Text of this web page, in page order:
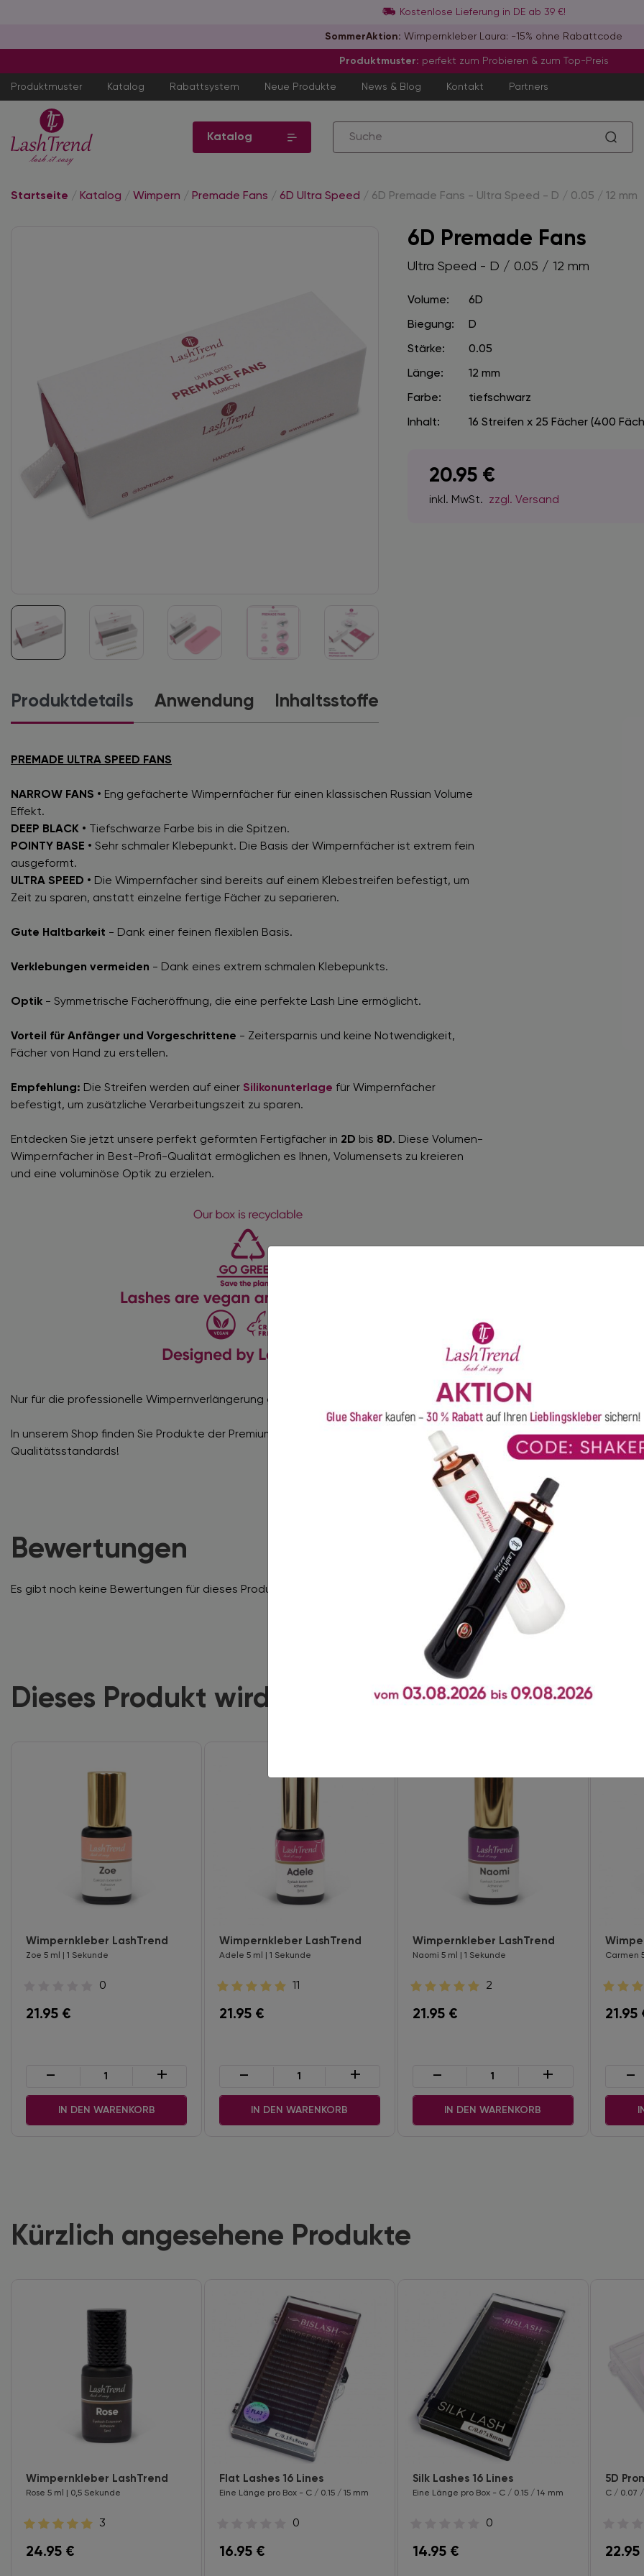
Kostenlose Lieferung in DE ab 39 €!
SommerAktion: Wimpernkleber Laura: -15% ohne Rabattcode
Produktmuster: perfekt zum Probieren & zum Top-Preis
Produktmuster Katalog Rabattsystem Neue Produkte News & Blog Kontakt Partners
Katalog
Startseite / Katalog / Wimpern / Premade Fans / 6D Ultra Speed / 6D Premade Fans - Ultra Speed - D / 0.05 / 12 mm
6D Premade Fans
Ultra Speed - D / 0.05 / 12 mm
Volume: 6D
Biegung: D
Stärke: 0.05
Länge: 12 mm
Farbe: tiefschwarz
Inhalt: 16 Streifen x 25 Fächer (400
20.95 €
inkl. MwSt. zzgl. Versand
Produktdetails Anwendung Inhaltsstoffe
PREMADE ULTRA SPEED FANS
NARROW FANS • Eng gefächerte Wimpernfächer für einen klassischen Russian Volume
Effekt.
DEEP BLACK • Tiefschwarze Farbe bis in die Spitzen.
POINTY BASE • Sehr schmaler Klebepunkt. Die Basis der Wimpernfächer ist extrem fein
ausgeformt.
ULTRA SPEED • Die Wimpernfächer sind bereits auf einem Klebestreifen befestigt, um
Zeit zu sparen, anstatt einzelne fertige Fächer zu separieren.
Gute Haltbarkeit - Dank einer feinen flexiblen Basis.
Verklebungen vermeiden - Dank eines extrem schmalen Klebepunkts.
Optik - Symmetrische Fächeröffnung, die eine perfekte Lash Line ermöglicht.
Vorteil für Anfänger und Vorgeschrittene - Zeitersparnis und keine Notwendigkeit,
Fächer von Hand zu erstellen.
Empfehlung: Die Streifen werden auf einer Silikonunterlage für Wimpernfächer
befestigt, um zusätzliche Verarbeitungszeit zu sparen.
Entdecken Sie jetzt unsere perfekt geformten Fertigfächer in 2D bis 8D. Diese Volumen-
Wimpernfächer in Best-Profi-Qualität ermöglichen es Ihnen, Volumensets zu kreieren
und eine voluminöse Optik zu erzielen.
Nur für die professionelle Wimpernverlängerung geeignet!
In unserem Shop finden Sie Produkte der Premiumklasse, gekennzeichnet durch hohe
Qualitätsstandards!
Bewertungen
Es gibt noch keine Bewertungen für dieses Produkt.
Dieses Produkt wird oft zusammen gekauft
Wimpernkleber LashTrend
Zoe 5 ml | 1 Sekunde
0
21.95 €
- +
IN DEN WARENKORB
Wimpernkleber LashTrend
Adele 5 ml | 1 Sekunde
11
21.95€
- +
IN DEN WARENKORB
Wimpernkleber LashTrend
Naomi 5 ml | 1 Sekunde
2
21.95€
- +
IN DEN WARENKORB
Carmen
21.95
-
Kürzlich angesehene Produkte
Wimpernkleber LashTrend
Rose 5 ml | 0,5 Sekunde
3
24.95 €
Flat Lashes 16 Lines
Eine Länge pro Box - C / 0.15 / 15 mm
0
16.95€
Silk Lashes 16 Lines
Eine Länge pro Box - C / 0.15 / 14 mm
0
14.95€
5D
C / 0.07 /
22.95